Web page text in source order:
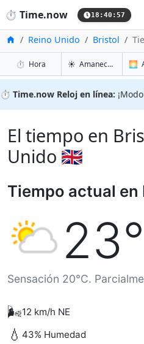
⏱️ Time.now 18:40:58
InicioReino Unido Bristol
⏱️ Horaen Bristol
☀️ Amanecer y atardecer 🌅
⏱️ Time.now Reloj en línea:
El tiempo en
Unido 🇬🇧
Tiempo actual en
Sensación 20°C.
🌬️12 km/h NE
💧 43% Humedad